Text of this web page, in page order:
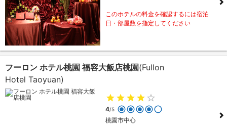
このホテルの料金を確認するには宿泊
日・部屋数を指定してください
フーロン ホテル桃園 福容大飯店桃園(Fullon
Hotel Taoyuan)
4/5
桃園市中心